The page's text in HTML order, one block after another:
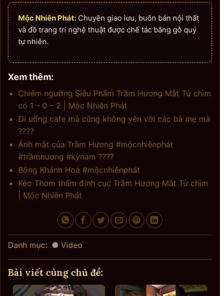
Mộc Nhiên Phát: Chuyên giao lưu, buôn bán nội thất
và đồ trang trí nghệ thuật được chế tác bằng gỗ quý
tự nhiên.
Xem thêm:
Chiêm ngưỡng Siêu Phẩm Trầm Hương Mắt Tử chìm
có 1 – 0 – 2 | Mộc Nhiên Phát
Đi uống cafe mà cũng không yên với các bà mẹ mà
????
Ánh mắt của Trầm Hương #mộcnhiênphát
#trầmhương #kỳnam ????
Bông Khánh Hoà #mộcnhiênphát
Kèo Thơm thẩm định cục Trầm Hương Mắt Tử chìm
| Mộc Nhiên Phát
Danh mục: Video
Bài viết cùng chủ đề: